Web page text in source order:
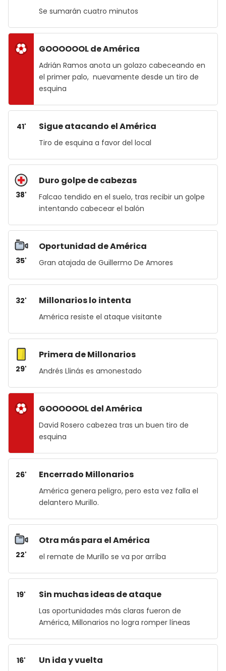
Se sumarán cuatro minutos
GOOOOOOL de América
Adrián Ramos anota un golazo cabeceando en
el primer palo, nuevamente desde un tiro de
esquina
41' Sigue atacando el América
Tiro de esquina a favor del local
38'
Duro golpe de cabezas
Falcao tendido en el suelo, tras recibir un golpe
intentando cabecear el balón
35'
Oportunidad de América
Gran atajada de Guillermo De Amores
32' Millonarios lo intenta
América resiste el ataque visitante
29'
Primera de Millonarios
Andrés Llinás es amonestado
GOOOOOOL del América
David Rosero cabezea tras un buen tiro de
esquina
26' Encerrado Millonarios
América genera peligro, pero esta vez falla el
delantero Murillo.
22'
Otra más para el América
el remate de Murillo se va por arríba
19' Sin muchas ideas de ataque
Las oportunidades más claras fueron de
América, Millonarios no logra romper líneas
16' Un ida y vuelta